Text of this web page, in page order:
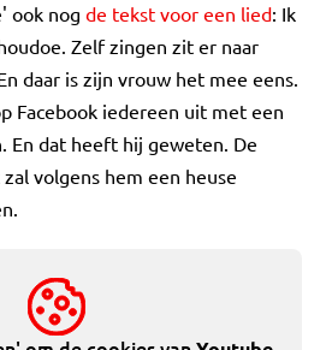
ook nog de tekst voor een lied: Ik
Zelf zingen zit er naar
daar is zijn vrouw het mee eens.
Facebook iedereen uit met een
En dat heeft hij geweten. De
volgens hem een heuse